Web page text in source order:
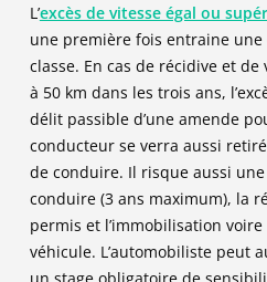
Amende forfaitaire :
Amende minorée :
90 €
jours)
Amende majorée :
375 €
paiement)
Mesures concernant le
Retrait de 4 points
Suspension de permis
L’excès de vitesse égal ou
une première fois entraine
classe. En cas de récidive et
à 50 km dans les trois ans,
délit passible d’une amende
conducteur se verra aussi
de conduire. Il risque aussi
conduire (3 ans maximum), la
permis et l’immobilisation
véhicule. L’automobiliste peut
un stage obligatoire de